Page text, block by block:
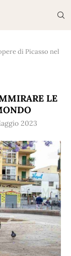
di Picasso nel
LE
2023